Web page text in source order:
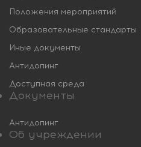
Положения мероприятий
Образовательные стандарты
Иные документы
Антидопинг
Доступная среда
Документы
Антидопинг
Об учреждении